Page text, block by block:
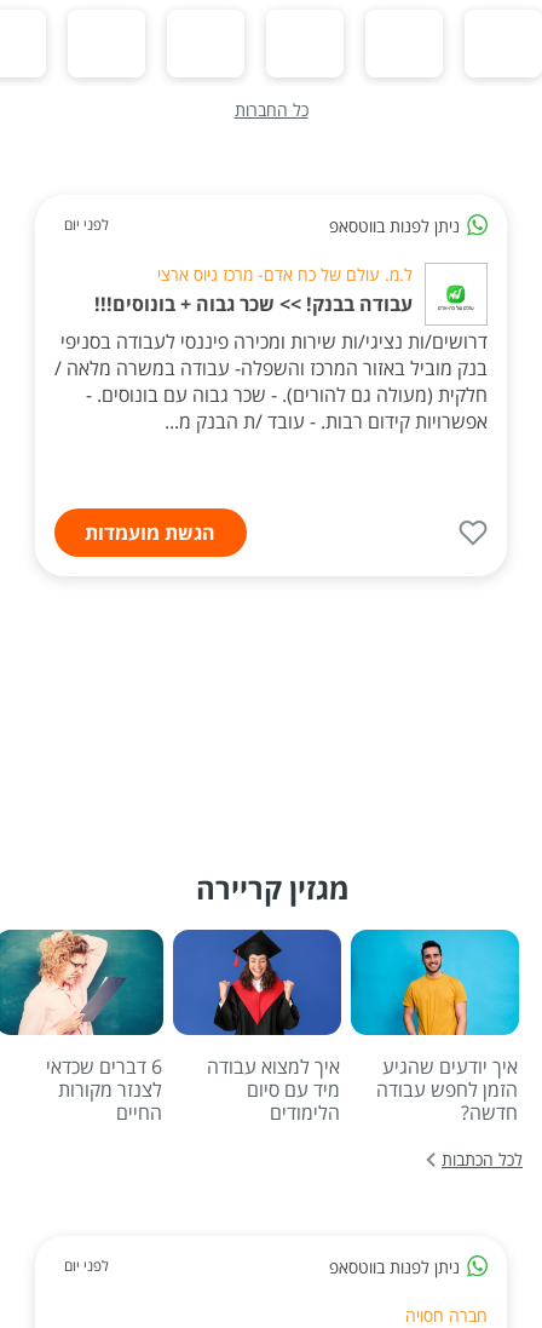
כל החברות
ניתן לפנות בווטסאפ לפני יום
ל.מ. עולם של כח אדם- מרכז גיוס ארצי
עבודה בבנק! >> שכר גבוה + בונוסים!!!
דרושים/ות נציגי/ות שירות ומכירה פיננסי לעבודה בסניפי
בנק מוביל באזור המרכז והשפלה- עבודה במשרה מלאה /
חלקית (מעולה גם להורים). - שכר גבוה עם בונוסים. -
אפשרויות קידום רבות. - עובד /ת הבנק מ...
הגשת מועמדות
מגזין קריירה
איך יודעים שהגיע
הזמן לחפש עבודה
חדשה?
איך למצוא עבודה
מיד עם סיום
הלימודים
6 דברים שכדאי
לצנזר מקורות
החיים
לכל הכתבות
ניתן לפנות בווטסאפ לפני יום
חברה חסויה